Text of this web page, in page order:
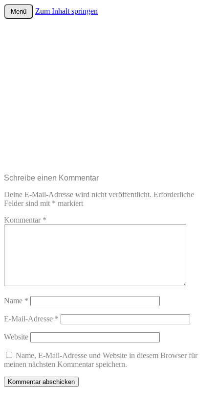
wurster-cartoon-blog.de
Menü Zum Inhalt springen
Schreibe einen Kommentar
Deine E-Mail-Adresse wird nicht veröffentlicht. Erforderliche
Felder sind mit * markiert
Kommentar *
Name *
E-Mail-Adresse *
Website
Name, E-Mail-Adresse und Website in diesem Browser für
meinen nächsten Kommentar speichern.